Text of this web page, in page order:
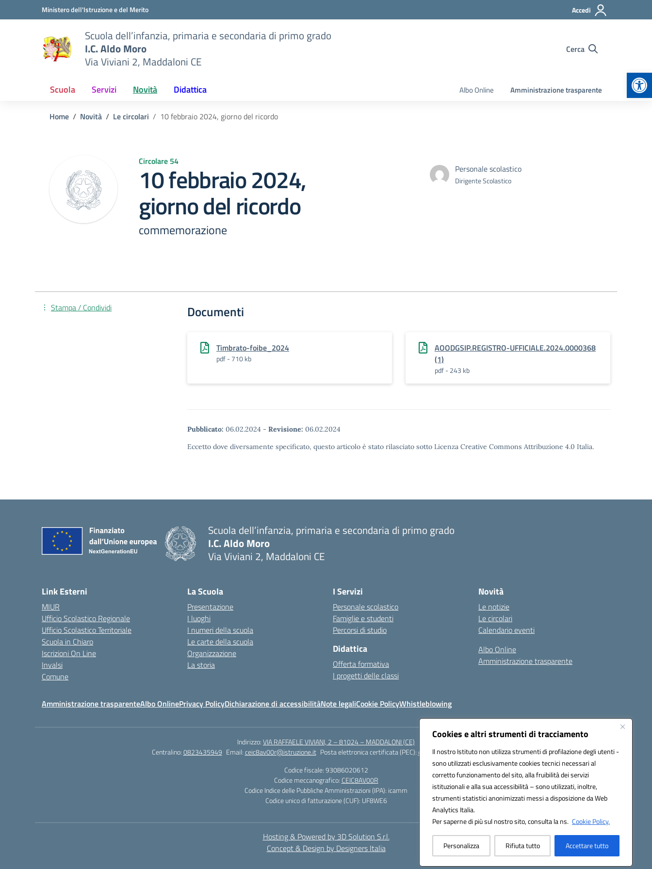
Cookies e altri strumenti di tracciamento
Il nostro Istituto non utilizza strumenti di profilazione degli utenti -
sono utilizzati esclusivamente cookies tecnici necessari al
corretto funzionamento del sito, alla fruibilità dei servizi
istituzionali e alla sua accessibilità – sono utilizzati, inoltre,
strumenti statistici anonimizzati messi a disposizione da Web
Analytics Italia.
Per saperne di più sul nostro sito, consulta la ns. Cookie Policy.
Personalizza Rifiuta tutto Accettare tutto
Vai ai contenuti
Vai al menu di navigazioneMinistero dell'Istruzione e del Merito Accedi
Scuola dell’infanzia, primaria e secondaria di primo grado
I.C. Aldo Moro
Via Viviani 2, Maddaloni CE
Cerca
Scuola Servizi Novità Didattica Albo Online Amministrazione trasparente
Home Novità Le circolari 10 febbraio 2024, giorno del ricordo
Circolare 54
10 febbraio 2024,
giorno del ricordo
commemorazione
Personale scolastico
Dirigente Scolastico
Documenti
Timbrato-foibe_2024
pdf - 710 kb
AOODGSIP.REGISTRO-UFFICIALE.2024.0000368
(1)
pdf - 243 kb
Pubblicato: 06.02.2024 - Revisione: 06.02.2024
Eccetto dove diversamente specificato, questo articolo è stato rilasciato sotto Licenza Creative Commons Attribuzione 4.0 Italia.
Stampa / Condividi
Scuola dell’infanzia, primaria e secondaria di primo grado
I.C. Aldo Moro
Via Viviani 2, Maddaloni CE
Link Esterni
MIUR
Ufficio Scolastico Regionale
Ufficio Scolastico Territoriale
Scuola in Chiaro
Iscrizioni On Line
Invalsi
Comune
La Scuola
Presentazione
I luoghi
I numeri della scuola
Le carte della scuola
Organizzazione
La storia
I Servizi
Personale scolastico
Famiglie e studenti
Percorsi di studio
Didattica
Offerta formativa
I progetti delle classi
Novità
Le notizie
Le circolari
Calendario eventi
Albo Online
Amministrazione trasparente
Amministrazione trasparenteAlbo OnlinePrivacy PolicyDichiarazione di accessibilitàNote legaliCookie PolicyWhistleblowing
Indirizzo:VIA RAFFAELE VIVIANI, 2 – 81024 – MADDALONI (CE)
Centralino:0823435949 Email:ceic8av00r@istruzione.it Posta elettronica certificata (PEC):ceic8av00r@pec.istruzione.it
Codice fiscale: 93086020612
Codice meccanografico: CEIC8AV00R
Codice Indice delle Pubbliche Amministrazioni (IPA): icamm
Codice unico di fatturazione (CUF): UF8WE6
Hosting & Powered by 3D Solution S.r.l.
Concept & Design by Designers Italia